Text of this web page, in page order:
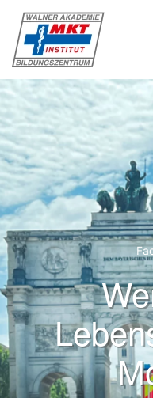
Skip to main content